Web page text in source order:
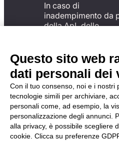
In caso di
inadempimento da
della ApL delle
del Codice di
possibile
reclamo
all’Organismo di
Monitoraggio
una delle modalità
descritte al
indirizzo web
https://odm-
agenzielavoro.it/
Questo sito web
dati personali dei
Con il tuo consenso, noi e i nostri
tecnologie simili per archiviare,
personali come, ad esempio, la
personalizzazione degli annunci.
alla privacy, è possibile scegliere
cookie. Clicca su preferenze